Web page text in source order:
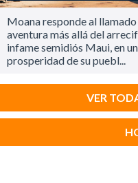
Moana responde al
aventura más allá del
infame semidiós Maui, en
prosperidad de su puebl...
VER